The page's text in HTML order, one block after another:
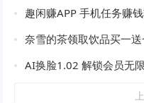
趣闲赚APP 手机任务赚
奈雪的茶领取饮品买一送
AI换脸1.02 解锁会员无限制